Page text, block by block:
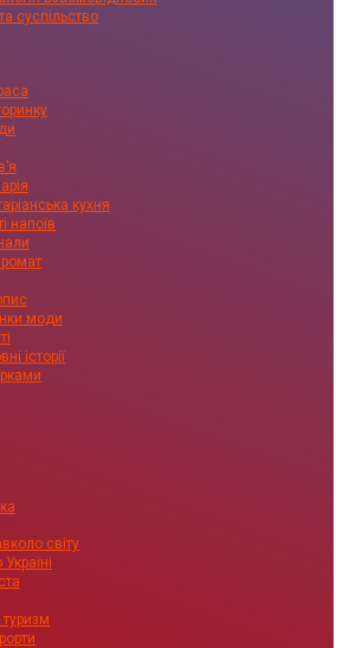
суспільство
кухня
напоїв
моди
історії
світу